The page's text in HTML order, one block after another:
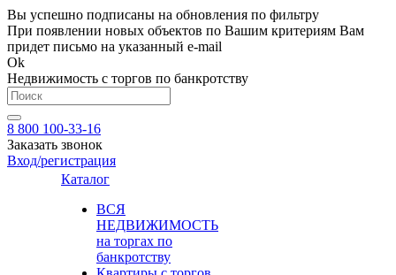
Вы успешно подписаны на обновления по фильтру
При появлении новых объектов по Вашим критериям Вам
придет письмо на указанный e-mail
Ok
Недвижимость с торгов по банкротству
8 800 100-33-16
Заказать звонок
Вход/регистрация
Каталог
ВСЯ
НЕДВИЖИМОСТЬ
на торгах по
банкротству